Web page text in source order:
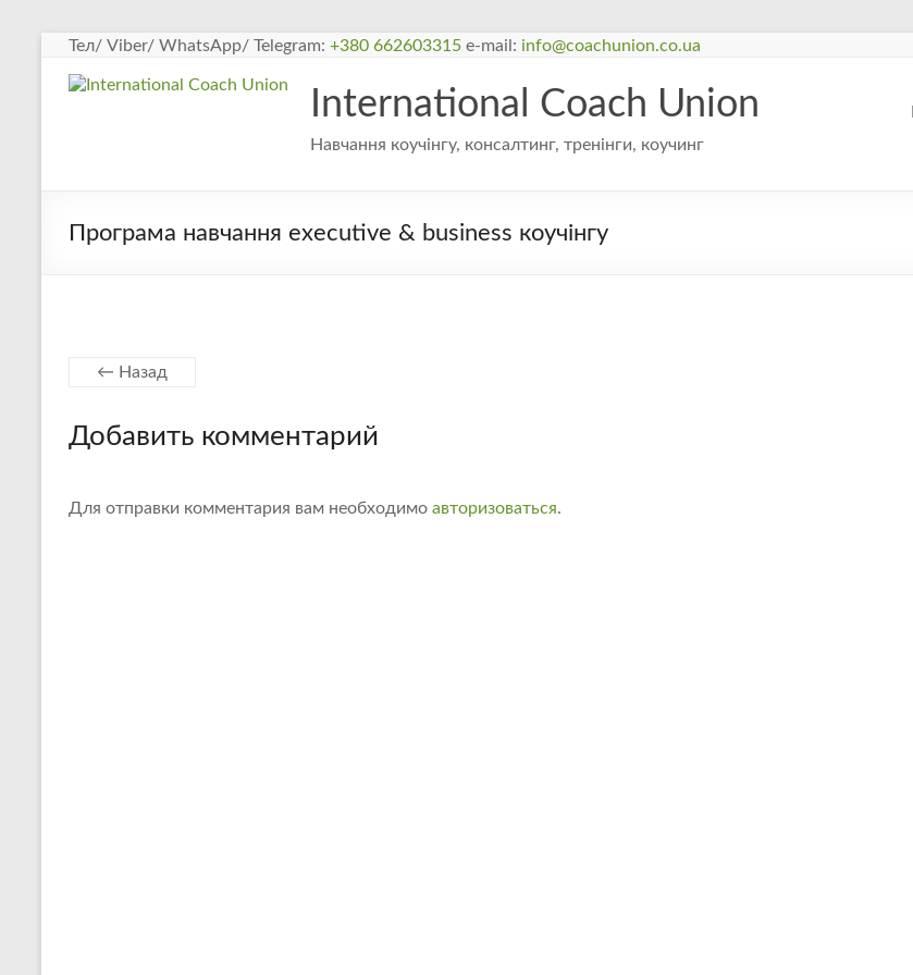
Перейти
содержимому
Тел/ Viber/ WhatsApp/ Telegram: +380 662603315 e-mail: info@coachunion.co.ua
International Coach Union
Навчання коучінгу, консалтинг, тренінги, коучинг
Програма навчання executive & business коучінгу
← Назад
Добавить комментарий
Для отправки комментария вам необходимо авторизоваться.